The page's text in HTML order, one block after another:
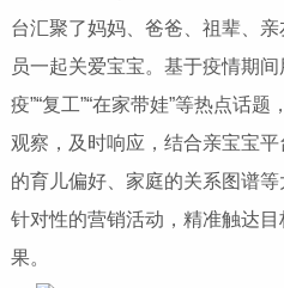
台汇聚了妈妈、爸爸、祖辈、
员一起关爱宝宝。基于疫情期间
疫”“复工”“在家带娃”等热点话
观察，及时响应，结合亲宝宝
的育儿偏好、家庭的关系图谱等
针对性的营销活动，精准触达
果。